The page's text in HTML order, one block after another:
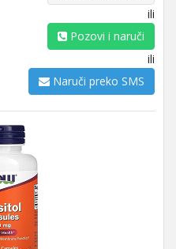
ili
Pozovi i naruči
ili
Naruči preko SMS